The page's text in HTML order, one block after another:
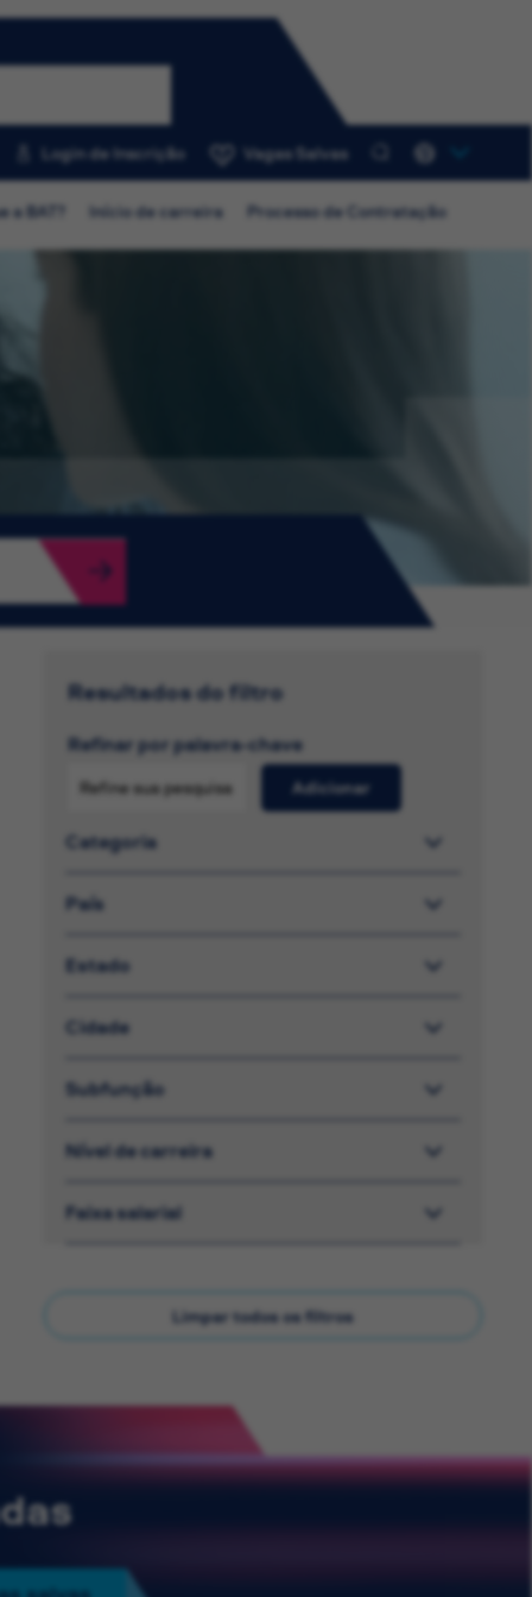
Login de Inscrição Vagas Salvas
a BAT? Início de carreira Processo de Contratação
Resultados do filtro
Refinar por palavra-chave
Adicionar
Categoria
País
Estado
Cidade
Subfunção
Nível de carreira
Faixa salarial
Limpar todos os filtros